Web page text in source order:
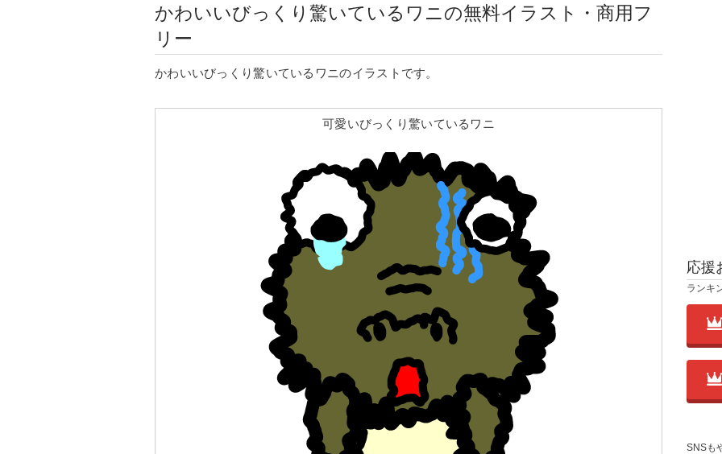
かわいいびっくり驚いているワニの無料イラスト・商用フ
リー
かわいいびっくり驚いているワニのイラストです。
可愛いびっくり驚いているワニ
応援
ランキ
SNSも